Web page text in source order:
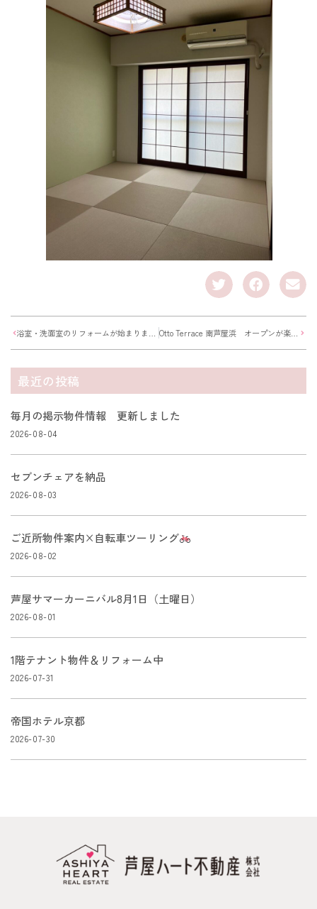
Otto Terrace 南芦屋浜 オープンが楽しみです！
最近の投稿
毎月の掲示物件情報 更新しました
2026-08-04
セブンチェアを納品
2026-08-03
ご近所物件案内×自転車ツーリング
2026-08-02
芦屋サマーカーニバル8月1日（土曜日）
2026-08-01
1階テナント物件＆リフォーム中
2026-07-31
帝国ホテル京都
2026-07-30